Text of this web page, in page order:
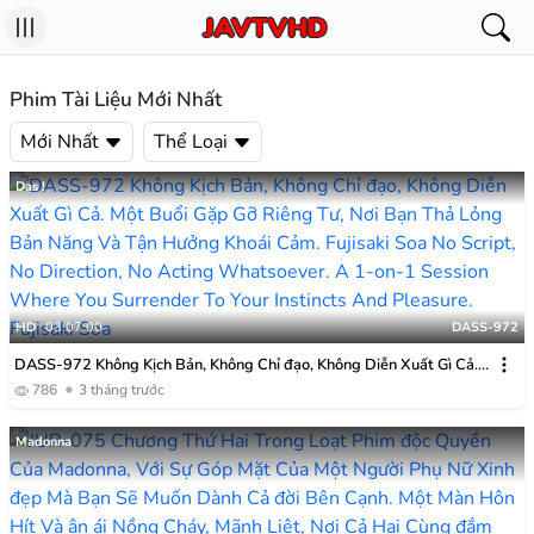
Phim Tài Liệu Mới Nhất
Mới Nhất Thể Loại
Das !
HD 03:07:00 DASS-972
DASS-972 Không Kịch Bản, Không Chỉ đạo, Không Diễn Xuất Gì Cả.
Một Buổi Gặp Gỡ Riêng Tư, Nơi Bạn Thả Lỏng Bản Năng Và Tận
786 3 tháng trước
Madonna